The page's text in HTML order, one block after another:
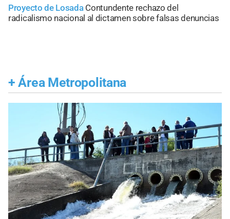
Proyecto de Losada Contundente rechazo del
radicalismo nacional al dictamen sobre falsas denuncias
+ Área Metropolitana